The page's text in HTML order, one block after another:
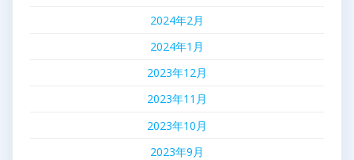
2024年2月
2024年1月
2023年12月
2023年11月
2023年10月
2023年9月